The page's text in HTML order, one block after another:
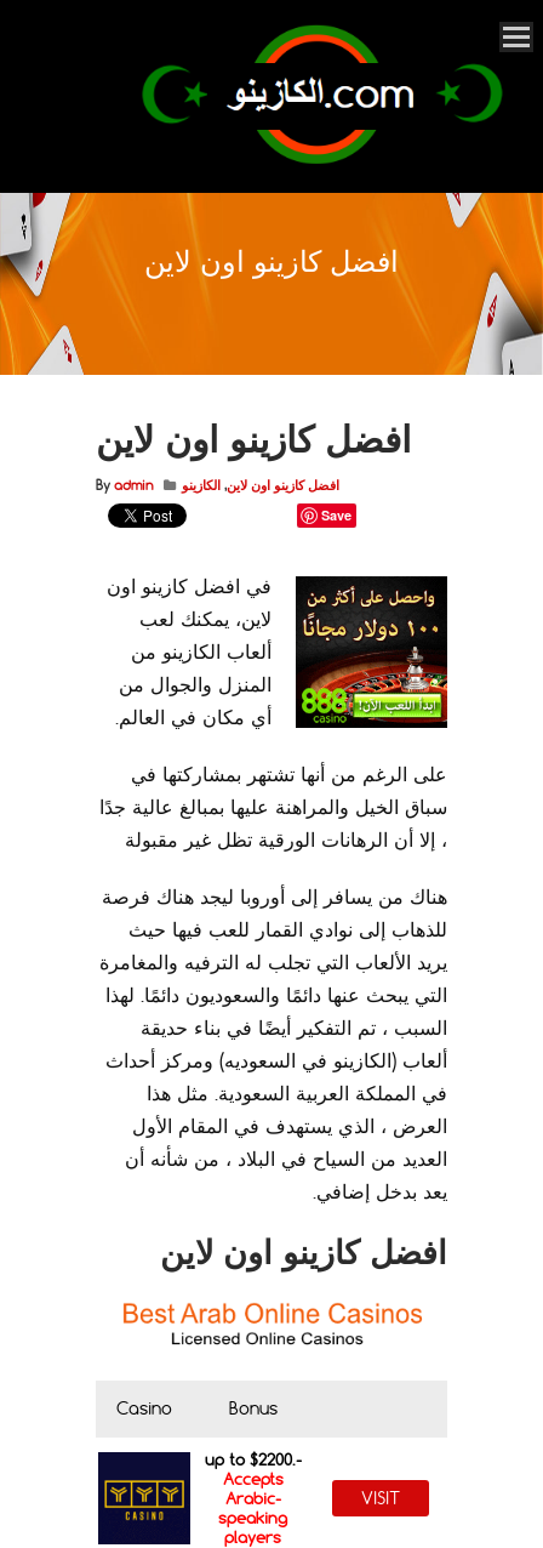
افضل كازينو اون لاين
افضل كازينو اون لاين
By admin افضل كازينو اون لاين, الكازينو
Save
في افضل كازينو اون
لاين، يمكنك لعب
ألعاب الكازينو من
المنزل والجوال من
أي مكان في العالم.
على الرغم من أنها تشتهر بمشاركتها في
سباق الخيل والمراهنة عليها بمبالغ عالية جدًا
، إلا أن الرهانات الورقية تظل غير مقبولة
هناك من يسافر إلى أوروبا ليجد هناك فرصة
للذهاب إلى نوادي القمار للعب فيها حيث
يريد الألعاب التي تجلب له الترفيه والمغامرة
التي يبحث عنها دائمًا والسعوديون دائمًا. لهذا
السبب ، تم التفكير أيضًا في بناء حديقة
ألعاب (الكازينو في السعوديه) ومركز أحداث
في المملكة العربية السعودية. مثل هذا
العرض ، الذي يستهدف في المقام الأول
العديد من السياح في البلاد ، من شأنه أن
يعد بدخل إضافي.
افضل كازينو اون لاين
Casino Bonus
up to $2200.-
Accepts
Arabic-
speaking
players
VISIT